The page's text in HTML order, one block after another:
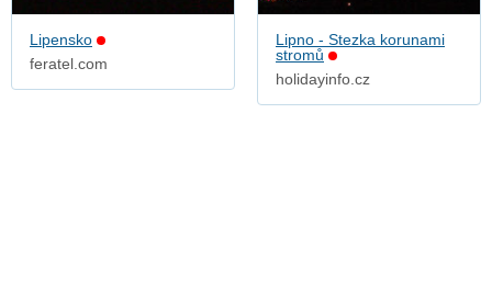
Lipensko
feratel.com
Lipno - Stezka korunami
stromů
holidayinfo.cz